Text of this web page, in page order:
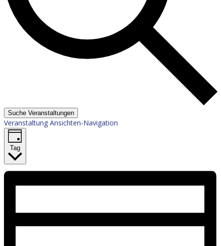
Suche Veranstaltungen
Veranstaltung Ansichten-Navigation
Tag